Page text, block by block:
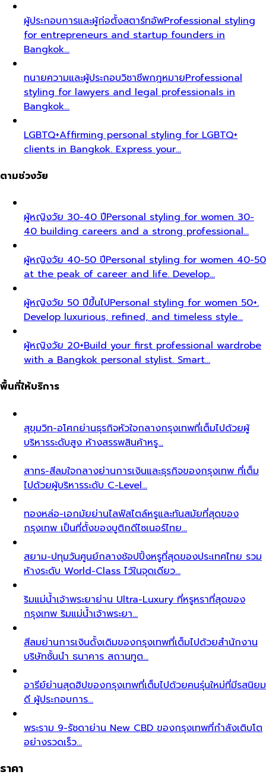
ผู้ประกอบการและผู้ก่อตั้งสตาร์ทอัพProfessional styling
for entrepreneurs and startup founders in
Bangkok…
ทนายความและผู้ประกอบวิชาชีพกฎหมายProfessional
styling for lawyers and legal professionals in
Bangkok…
LGBTQ+Affirming personal styling for LGBTQ+
clients in Bangkok. Express your…
ตามช่วงวัย
ผู้หญิงวัย 30-40 ปีPersonal styling for women 30-
40 building careers and a strong professional…
ผู้หญิงวัย 40-50 ปีPersonal styling for women 40-50
at the peak of career and life. Develop…
ผู้หญิงวัย 50 ปีขึ้นไปPersonal styling for women 50+.
Develop luxurious, refined, and timeless style…
ผู้หญิงวัย 20+Build your first professional wardrobe
with a Bangkok personal stylist. Smart…
พื้นที่ให้บริการ
สุขุมวิท-อโศกย่านธุรกิจหัวใจกลางกรุงเทพที่เต็มไปด้วยผู้
บริหารระดับสูง ห้างสรรพสินค้าหรู…
สาทร-สีลมใจกลางย่านการเงินและธุรกิจของกรุงเทพ ที่เต็ม
ไปด้วยผู้บริหารระดับ C-Level…
ทองหล่อ-เอกมัยย่านไลฟ์สไตล์หรูและทันสมัยที่สุดของ
กรุงเทพ เป็นที่ตั้งของบูติกดีไซเนอร์ไทย…
สยาม-ปทุมวันศูนย์กลางช้อปปิ้งหรูที่สุดของประเทศไทย รวม
ห้างระดับ World-Class ไว้ในจุดเดียว…
ริมแม่น้ำเจ้าพระยาย่าน Ultra-Luxury ที่หรูหราที่สุดของ
กรุงเทพ ริมแม่น้ำเจ้าพระยา…
สีลมย่านการเงินดั้งเดิมของกรุงเทพที่เต็มไปด้วยสำนักงาน
บริษัทชั้นนำ ธนาคาร สถานทูต…
อารีย์ย่านสุดฮิปของกรุงเทพที่เต็มไปด้วยคนรุ่นใหม่ที่มีรสนิยม
ดี ผู้ประกอบการ…
พระราม 9-รัชดาย่าน New CBD ของกรุงเทพที่กำลังเติบโต
อย่างรวดเร็ว…
ราคา